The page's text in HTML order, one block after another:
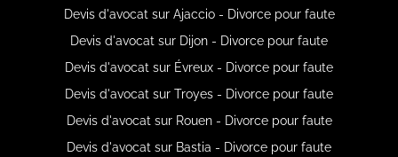
Devis d'avocat sur Ajaccio - Divorce pour faute
Devis d'avocat sur Dijon - Divorce pour faute
Devis d'avocat sur Évreux - Divorce pour faute
Devis d'avocat sur Troyes - Divorce pour faute
Devis d'avocat sur Rouen - Divorce pour faute
Devis d'avocat sur Bastia - Divorce pour faute